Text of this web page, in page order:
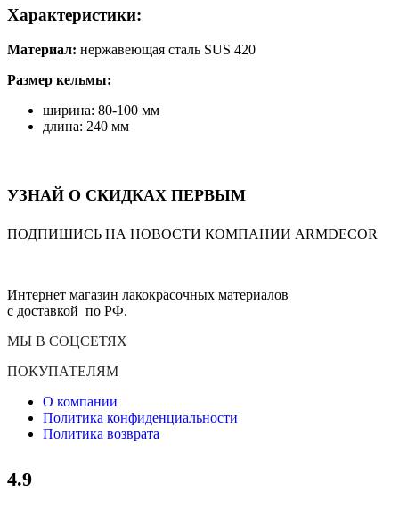
Характеристики:
Материал: нержавеющая сталь SUS 420
Размер кельмы:
ширина: 80-100 мм
длина: 240 мм
УЗНАЙ О СКИДКАХ ПЕРВЫМ
ПОДПИШИСЬ НА НОВОСТИ КОМПАНИИ ARMDECOR
Интернет магазин лакокрасочных материалов
с доставкой по РФ.
МЫ В СОЦСЕТЯХ
ПОКУПАТЕЛЯМ
О компании
Политика конфиденциальности
Политика возврата
4.9